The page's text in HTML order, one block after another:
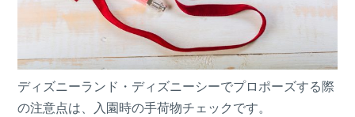
ディズニーランド・ディズニーシーでプロポーズする際
の注意点は、入園時の手荷物チェックです。